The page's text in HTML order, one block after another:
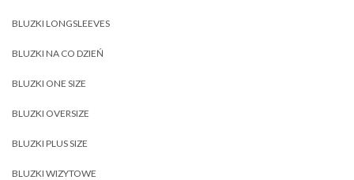
BLUZKI LONGSLEEVES
BLUZKI NA CO DZIEŃ
BLUZKI ONE SIZE
BLUZKI OVERSIZE
BLUZKI PLUS SIZE
BLUZKI WIZYTOWE